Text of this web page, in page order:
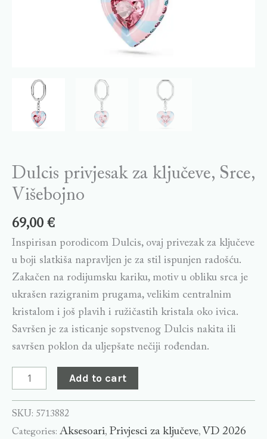
Dulcis privjesak za ključeve, Srce,
Višebojno
69,00 €
Inspirisan porodicom Dulcis, ovaj privezak za ključeve
u boji slatkiša napravljen je za stil ispunjen radošću.
Zakačen na rodijumsku kariku, motiv u obliku srca je
ukrašen razigranim prugama, velikim centralnim
kristalom i još plavih i ružičastih kristala oko ivica.
Savršen je za isticanje sopstvenog Dulcis nakita ili
savršen poklon da uljepšate nečiji rođendan.
Add to cart
SKU: 5713882
Categories: Aksesoari, Privjesci za ključeve, VD 2026